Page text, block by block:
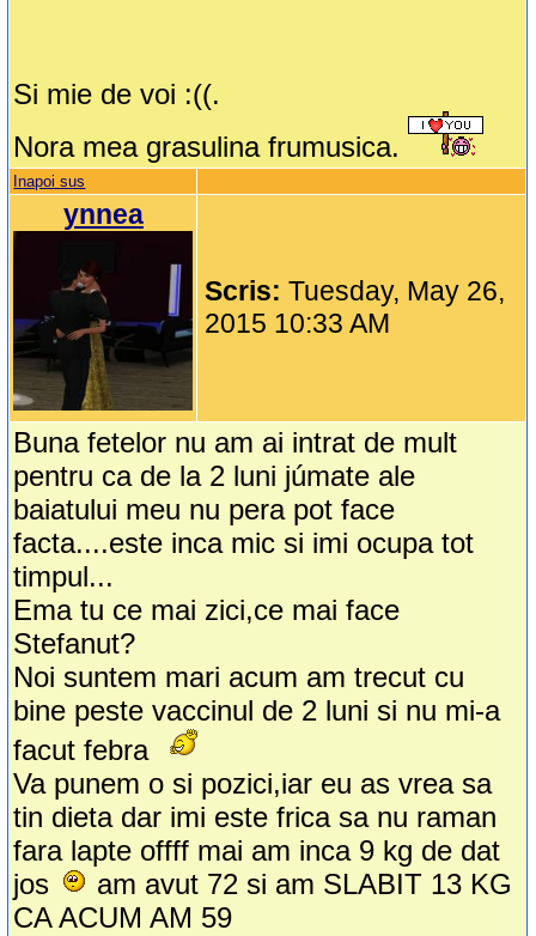
Si mie de voi :((.
Nora mea grasulina frumusica.
Inapoi sus
ynnea
Scris:Tuesday, May 26,
2015 10:33 AM
Buna fetelor nu am ai intrat de mult
pentru ca de la 2 luni júmate ale
baiatului meu nu pera pot face
facta....este inca mic si imi ocupa tot
timpul...
Ema tu ce mai zici,ce mai face
Stefanut?
Noi suntem mari acum am trecut cu
bine peste vaccinul de 2 luni si nu mi-a
facut febra
Va punem o si pozici,iar eu as vrea sa
tin dieta dar imi este frica sa nu raman
fara lapte offff mai am inca 9 kg de dat
jos
am avut 72 si am SLABIT 13 KG
CA ACUM AM 59